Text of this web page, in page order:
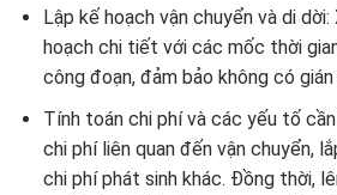
Lập kế hoạch vận chuyển và di
hoạch chi tiết với các mốc thời
công đoạn, đảm bảo không có
Tính toán chi phí và các yếu tố
chi phí liên quan đến vận chuyển,
chi phí phát sinh khác. Đồng thời,